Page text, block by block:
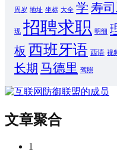
周岁 地址 坐标 大全 学 寿
现 招聘求职 明细
板 西班牙语 西语 视
长期 马德里 驾照
文章聚合
1